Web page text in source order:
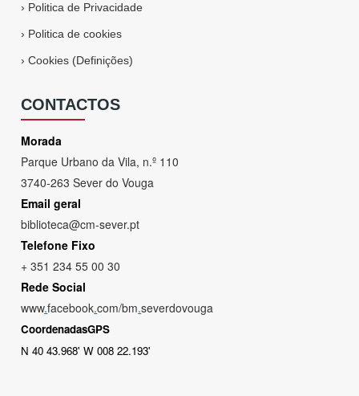
› Politica de Privacidade
› Politica de cookies
›Cookies (Definições)
CONTACTOS
Morada
Parque Urbano da Vila, n.º 110
3740-263 Sever do Vouga
Email geral
biblioteca@cm-sever.pt
Telefone Fixo
+ 351 234 55 00 30
Rede Social
www.facebook.com/bm.severdovouga
CoordenadasGPS
N 40 43.968' W 008 22.193'